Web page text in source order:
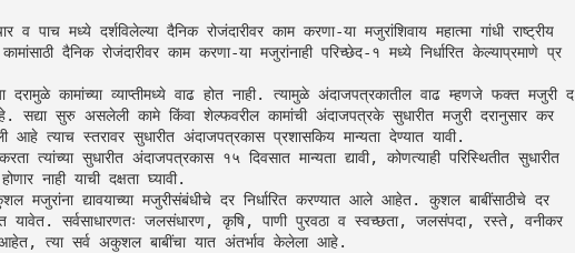
पाच मध्ये दर्शविलेल्या दैनिक रोजंदारीवर काम करणा-या मजुरांशिवाय महात्मा गांधी राष्ट्रीय
दैनिक रोजंदारीवर काम करणा-या मजुरांनाही परिच्छेद-१ मध्ये निर्धारित केल्याप्रमाणे प्र
दरामुळे कामांच्या व्याप्तीमध्ये वाढ होत नाही. त्यामुळे अंदाजपत्रकातील वाढ म्हणजे फक्त मजुरी द
सद्या सुरु असलेली कामे किंवा शेल्फवरील कामांची अंदाजपत्रके सुधारीत मजुरी दरानुसार कर
आहे त्याच स्तरावर सुधारीत अंदाजपत्रकास प्रशासकिय मान्यता देण्यात यावी.
सुधारीत अंदाजपत्रकास १५ दिवसात मान्यता द्यावी, कोणत्याही परिस्थितीत सुधारीत
नाही याची दक्षता घ्यावी.
मजुरांना द्यावयाच्या मजुरीसंबंधीचे दर निर्धारित करण्यात आले आहेत. कुशल बाबींसाठीचे दर
यावेत. सर्वसाधारणतः जलसंधारण, कृषि, पाणी पुरवठा व स्वच्छता, जलसंपदा, रस्ते, वनीकर
आहेत, त्या सर्व अकुशल बाबींचा यात अंतर्भाव केलेला आहे.